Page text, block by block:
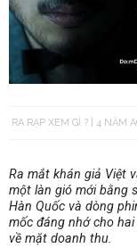
RA RẠP XEM GÌ ? 4 NĂM
Ra mắt khán giả Việt
một làn gió mới bằng
Hàn Quốc và dòng
mốc đáng nhớ cho hai
về mặt doanh thu.